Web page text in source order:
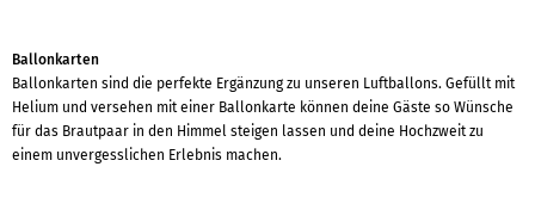
Ballonkarten
Ballonkarten sind die perfekte Ergänzung zu unseren Luftballons. Gefüllt mit
Helium und versehen mit einer Ballonkarte können deine Gäste so Wünsche
für das Brautpaar in den Himmel steigen lassen und deine Hochzweit zu
einem unvergesslichen Erlebnis machen.